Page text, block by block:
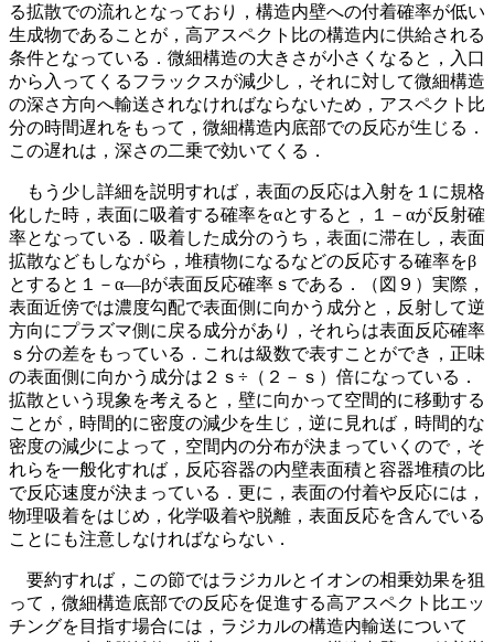
る拡散での流れとなっており，構造内壁への付着確率が低い
生成物であることが，高アスペクト比の構造内に供給される
条件となっている．微細構造の大きさが小さくなると，入口
から入ってくるフラックスが減少し，それに対して微細構造
の深さ方向へ輸送されなければならないため，アスペクト比
分の時間遅れをもって，微細構造内底部での反応が生じる．
この遅れは，深さの二乗で効いてくる．
もう少し詳細を説明すれば，表面の反応は入射を１に規格
化した時，表面に吸着する確率をαとすると，１－αが反射確
率となっている．吸着した成分のうち，表面に滞在し，表面
拡散などもしながら，堆積物になるなどの反応する確率をβ
とすると１－α―βが表面反応確率ｓである．（図９）実際，
表面近傍では濃度勾配で表面側に向かう成分と，反射して逆
方向にプラズマ側に戻る成分があり，それらは表面反応確率
ｓ分の差をもっている．これは級数で表すことができ，正味
の表面側に向かう成分は２ｓ÷（２－ｓ）倍になっている．
拡散という現象を考えると，壁に向かって空間的に移動する
ことが，時間的に密度の減少を生じ，逆に見れば，時間的な
密度の減少によって，空間内の分布が決まっていくので，そ
れらを一般化すれば，反応容器の内壁表面積と容器堆積の比
で反応速度が決まっている．更に，表面の付着や反応には，
物理吸着をはじめ，化学吸着や脱離，表面反応を含んでいる
ことにも注意しなければならない．
要約すれば，この節ではラジカルとイオンの相乗効果を狙
って，微細構造底部での反応を促進する高アスペクト比エッ
チングを目指す場合には，ラジカルの構造内輸送について